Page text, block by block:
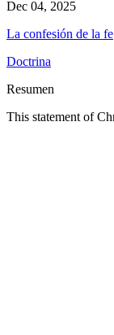
Dec 04, 2025
La confesión de la fe
Doctrina
Resumen
This statement of